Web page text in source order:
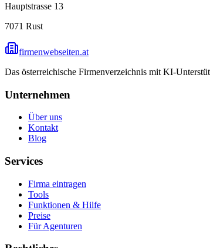
Hauptstrasse 13
7071 Rust
firmenwebseiten.at
Das österreichische Firmenverzeichnis mit KI-
Unternehmen
Über uns
Kontakt
Blog
Services
Firma eintragen
Tools
Funktionen & Hilfe
Preise
Für Agenturen